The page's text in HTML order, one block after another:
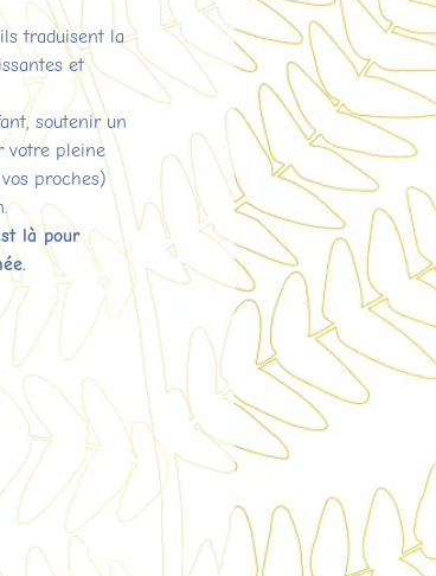
traduisent la
et
soutenir un
votre pleine
proches)
là pour